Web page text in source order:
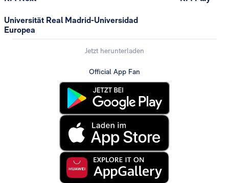
Universität Real Madrid-Universidad
Europea
Jetzt herunterladen
Official App Fan